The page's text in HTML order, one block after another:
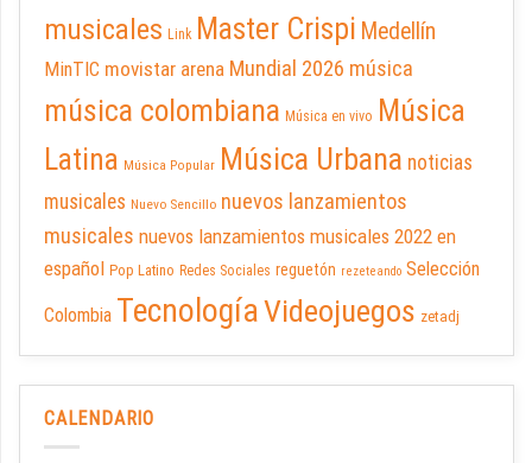
musicales Link Master Crispi Medellín
MinTIC movistar arena Mundial 2026 música
música colombiana Música en vivo Música
Latina Música Popular Música Urbana noticias
musicales Nuevo Sencillo nuevos lanzamientos
musicales nuevos lanzamientos musicales 2022 en
español Pop Latino Redes Sociales reguetón rezeteando Selección
Colombia TecnologíaVideojuegos zetadj
CALENDARIO